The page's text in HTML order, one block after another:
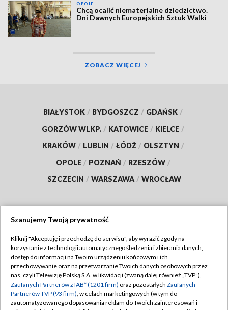
OPOLE
Chcą ocalić niematerialne dziedzictwo.
Dni Dawnych Europejskich Sztuk Walki
ZOBACZ WIĘCEJ
BIAŁYSTOK / BYDGOSZCZ / GDAŃSK /
GORZÓW WLKP. / KATOWICE / KIELCE /
KRAKÓW / LUBLIN / ŁÓDŹ / OLSZTYN /
OPOLE / POZNAŃ / RZESZÓW /
SZCZECIN / WARSZAWA / WROCŁAW
TVP
Abonament TVP
Emisja w TVP
Centrum informacji TVP
Regulamin TVP
Polityka prywatności
Moje zgody
Szanujemy Twoją prywatność
Kliknij "Akceptuję i przechodzę do serwisu", aby wyrazić zgody na
korzystanie z technologii automatycznego śledzenia i zbierania danych,
dostęp do informacji na Twoim urządzeniu końcowym i ich
przechowywanie oraz na przetwarzanie Twoich danych osobowych przez
nas, czyli Telewizję Polską S.A. w likwidacji (zwaną dalej również „TVP”),
Zaufanych Partnerów z IAB* (1201 firm) oraz pozostałych Zaufanych
Partnerów TVP (93 firm), w celach marketingowych (w tym do
zautomatyzowanego dopasowania reklam do Twoich zainteresowań i